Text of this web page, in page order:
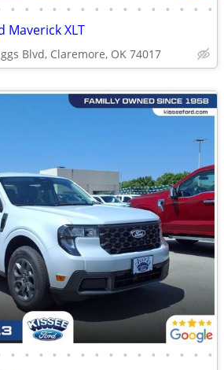
• • • • • • • • • • • • • • •
Maverick XLT
Blvd, Claremore, OK 74017
• • • • • • • • • • • • • • •